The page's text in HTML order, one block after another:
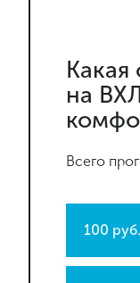
Какая
на
Всего
100 руб.